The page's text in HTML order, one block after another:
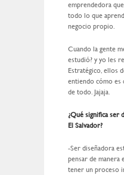
emprendedora
todo lo que
negocio propio.
Cuando la gente
estudió? y yo les
Estratégico, ellos
entiendo cómo es
de todo. Jajaja.
¿Qué significa ser
El Salvador?
-Ser diseñadora
pensar de manera
tener un proceso